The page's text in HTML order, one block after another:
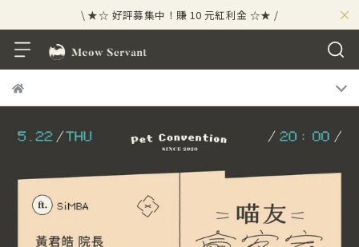
×
\ ★☆ 好評募集中！賺 10 元紅利金 ☆★ /
⟡⣠𝘄𝗲𝗹𝗰𝗼𝗺𝗲 ⁘ 新會員贈 50 元紅利金
\ ★☆ 好評募集中！賺 10 元紅利金 ☆★ /